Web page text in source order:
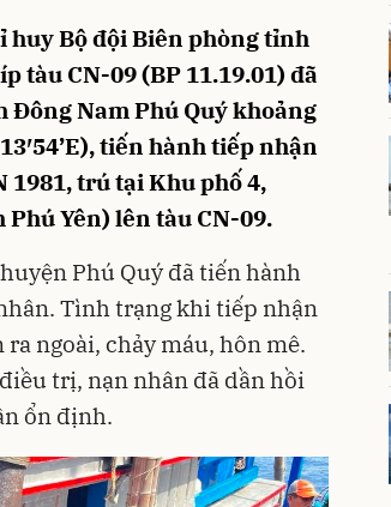
huy Bộ đội Biên phòng tỉnh
tàu CN-09 (BP 11.19.01) đã
Đông Nam Phú Quý khoảng
tiến hành tiếp nhận
1981, trú tại Khu phố 4,
Yên) lên tàu CN-09.
Phú Quý đã tiến hành
Tình trạng khi tiếp nhận
ngoài, chảy máu, hôn mê.
trị, nạn nhân đã dần hồi
ổn định.